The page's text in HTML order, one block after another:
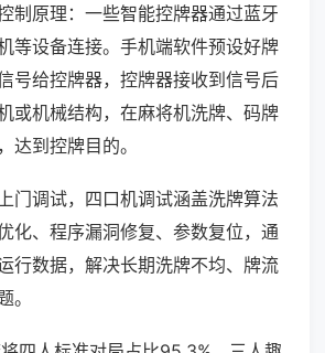
制原理：一些智能控牌器通过蓝牙
等设备连接。手机端软件预设好牌
号给控牌器，控牌器接收到信号后
或机械结构，在麻将机洗牌、码牌
达到控牌目的。
门调试，四口机调试涵盖洗牌算法
化、程序漏洞修复、参数复位，通
行数据，解决长期洗牌不均、牌流
。